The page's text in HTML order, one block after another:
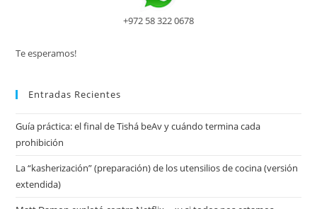
+972 58 322 0678
Te esperamos!
Entradas Recientes
Guía práctica: el final de Tishá beAv y cuándo termina cada
prohibición
La “kasherización” (preparación) de los utensilios de cocina (versión
extendida)